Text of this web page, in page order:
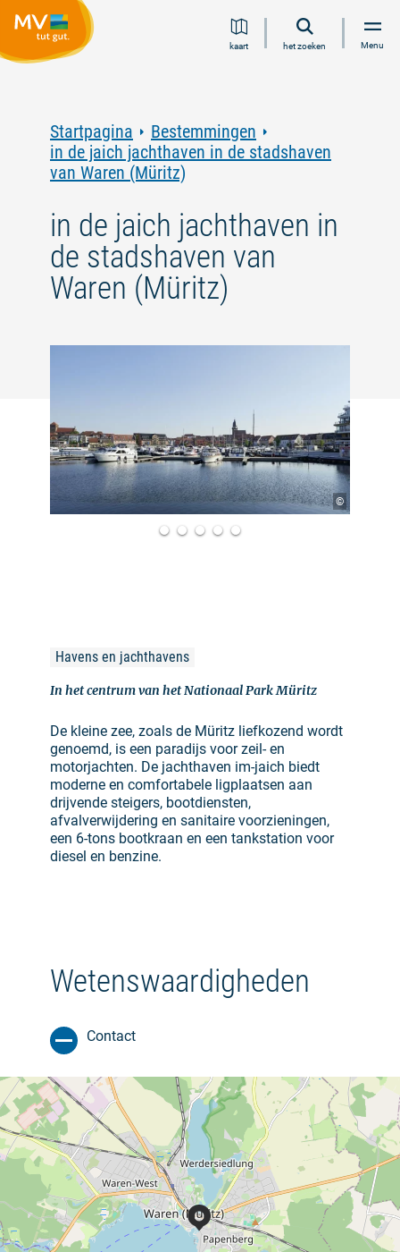
Ga
naar
Ga
naar
Ga
naar
Ga
naar
kaart het zoeken Menu
Startpagina
Bestemmingen
in de jaich jachthaven in de stadshaven
van Waren (Müritz)
in de jaich jachthaven in
de stadshaven van
Waren (Müritz)
©
Havens en jachthavens
In het centrum van het Nationaal Park Müritz
De kleine zee, zoals de Müritz liefkozend wordt
genoemd, is een paradijs voor zeil- en
motorjachten. De jachthaven im-jaich biedt
moderne en comfortabele ligplaatsen aan
drijvende steigers, bootdiensten,
afvalverwijdering en sanitaire voorzieningen,
een 6-tons bootkraan en een tankstation voor
diesel en benzine.
Wetenswaardigheden
Contact